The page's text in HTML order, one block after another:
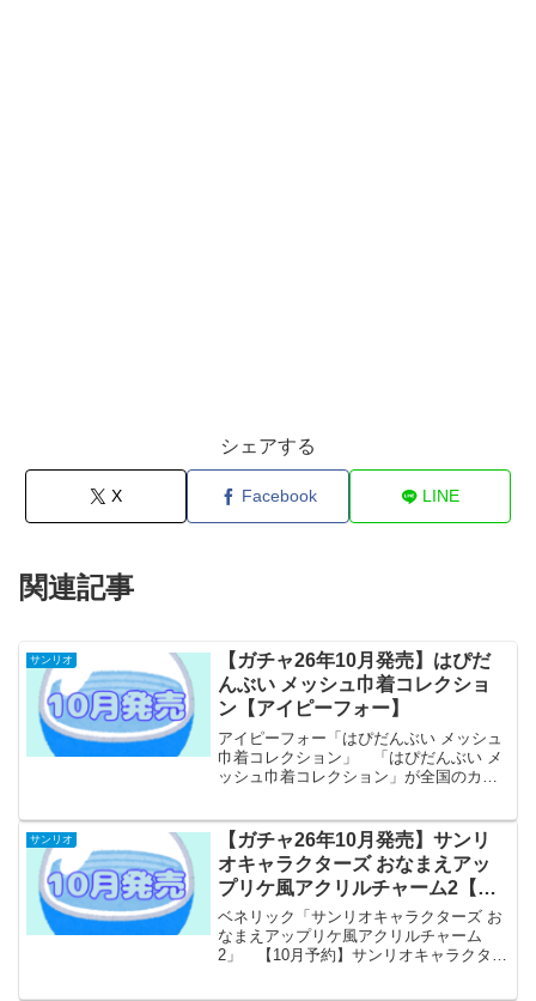
シェアする
X Facebook LINE
関連記事
サンリオ
【ガチャ26年10月発売】はぴだ
んぶい メッシュ巾着コレクショ
ン【アイピーフォー】
アイピーフォー「はぴだんぶい メッシュ
巾着コレクション」 「はぴだんぶい メ
ッシュ巾着コレクション」が全国のカプ
んぶい メッシュ巾着コレクション メー
カーアイピーフォー...
サンリオ
【ガチャ26年10月発売】サンリ
オキャラクターズ おなまえアッ
プリケ風アクリルチャーム2【ベ
ネリック】
ベネリック「サンリオキャラクターズ お
なまえアップリケ風アクリルチャーム
2」 【10月予約】サンリオキャラクター